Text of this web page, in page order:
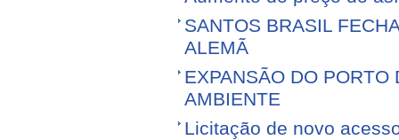
SANTOS BRASIL
ALEMÃ
EXPANSÃO DO PORTO
AMBIENTE
Licitação de novo